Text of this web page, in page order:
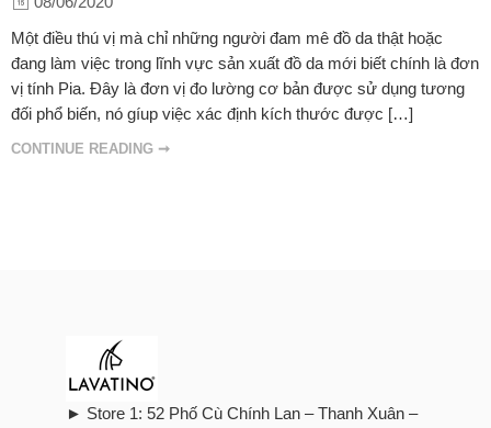
Một điều thú vị mà chỉ những người đam mê đồ da thật hoặc
đang làm việc trong lĩnh vực sản xuất đồ da mới biết chính là đơn
vị tính Pia. Đây là đơn vị đo lường cơ bản được sử dụng tương
đối phổ biến, nó gíup việc xác định kích thước được […]
CONTINUE READING ➞
► Store 1: 52 Phố Cù Chính Lan – Thanh Xuân –